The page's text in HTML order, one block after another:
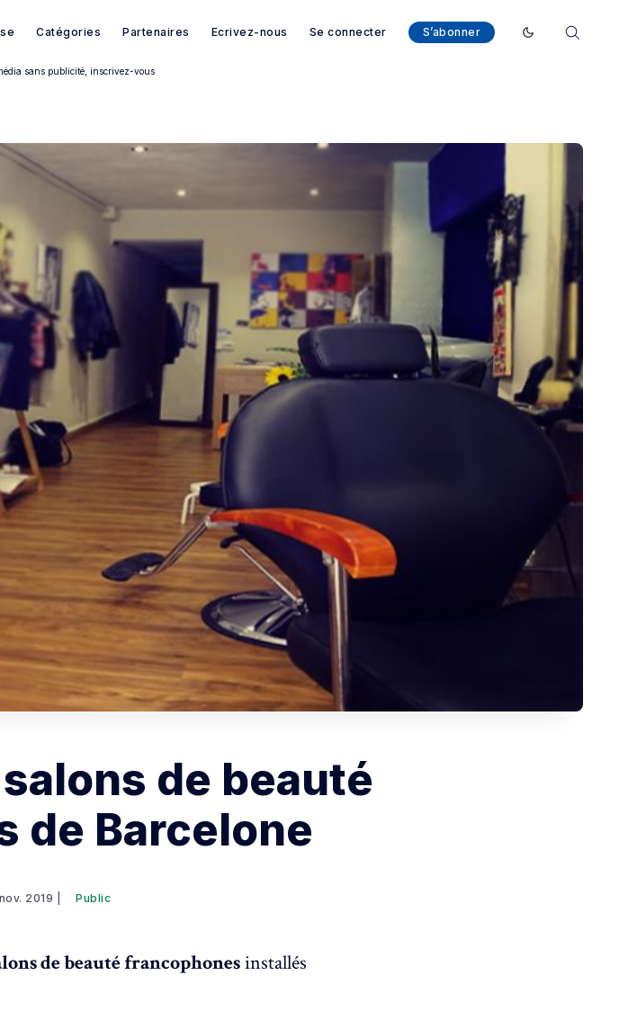
Catégories Partenaires Ecrivez-nous Se connecter S’abonner
Enable dark mode
Rechercher dans Français à Barcelone - Magazine
sans publicité, inscrivez-vous
de beauté
de Barcelone
2019 | Public
de beauté francophonesinstallés